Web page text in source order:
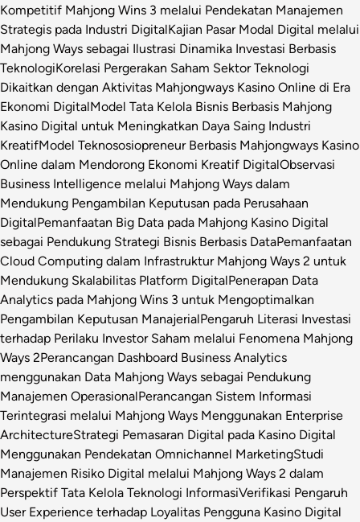
Kompetitif Mahjong Wins 3 melalui Pendekatan Manajemen
Strategis pada Industri DigitalKajian Pasar Modal Digital melalui
Mahjong Ways sebagai Ilustrasi Dinamika Investasi Berbasis
TeknologiKorelasi Pergerakan Saham Sektor Teknologi
Dikaitkan dengan Aktivitas Mahjongways Kasino Online di Era
Ekonomi DigitalModel Tata Kelola Bisnis Berbasis Mahjong
Kasino Digital untuk Meningkatkan Daya Saing Industri
KreatifModel Teknososiopreneur Berbasis Mahjongways Kasino
Online dalam Mendorong Ekonomi Kreatif DigitalObservasi
Business Intelligence melalui Mahjong Ways dalam
Mendukung Pengambilan Keputusan pada Perusahaan
DigitalPemanfaatan Big Data pada Mahjong Kasino Digital
sebagai Pendukung Strategi Bisnis Berbasis DataPemanfaatan
Cloud Computing dalam Infrastruktur Mahjong Ways 2 untuk
Mendukung Skalabilitas Platform DigitalPenerapan Data
Analytics pada Mahjong Wins 3 untuk Mengoptimalkan
Pengambilan Keputusan ManajerialPengaruh Literasi Investasi
terhadap Perilaku Investor Saham melalui Fenomena Mahjong
Ways 2Perancangan Dashboard Business Analytics
menggunakan Data Mahjong Ways sebagai Pendukung
Manajemen OperasionalPerancangan Sistem Informasi
Terintegrasi melalui Mahjong Ways Menggunakan Enterprise
ArchitectureStrategi Pemasaran Digital pada Kasino Digital
Menggunakan Pendekatan Omnichannel MarketingStudi
Manajemen Risiko Digital melalui Mahjong Ways 2 dalam
Perspektif Tata Kelola Teknologi InformasiVerifikasi Pengaruh
User Experience terhadap Loyalitas Pengguna Kasino Digital